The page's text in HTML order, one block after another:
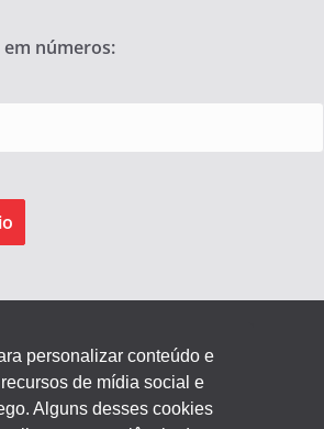
números:
de Agentes Autônomos do
SP.
personalizar conteúdo e
de mídia social e
Alguns desses cookies